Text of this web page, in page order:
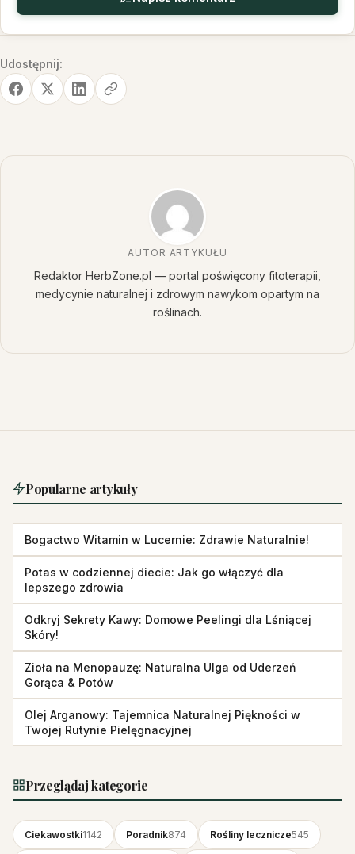
Udostępnij:
AUTOR ARTYKUŁU
Redaktor HerbZone.pl — portal poświęcony fitoterapii,
medycynie naturalnej i zdrowym nawykom opartym na
roślinach.
Popularne artykuły
Bogactwo Witamin w Lucernie: Zdrawie Naturalnie!
Potas w codziennej diecie: Jak go włączyć dla
lepszego zdrowia
Odkryj Sekrety Kawy: Domowe Peelingi dla Lśniącej
Skóry!
Zioła na Menopauzę: Naturalna Ulga od Uderzeń
Gorąca & Potów
Olej Arganowy: Tajemnica Naturalnej Piękności w
Twojej Rutynie Pielęgnacyjnej
Przeglądaj kategorie
Ciekawostki1142 Poradnik874 Rośliny lecznicze545